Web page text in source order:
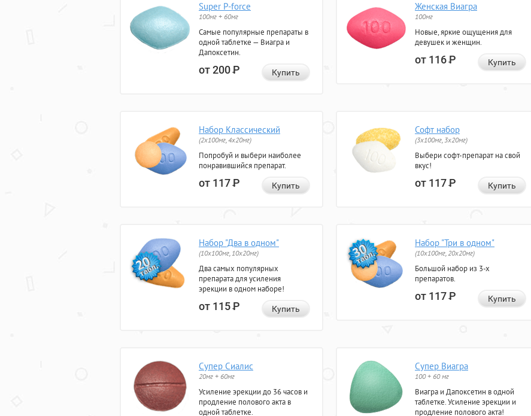
Super P-force
100мг + 60мг
Самые популярные препараты в
одной таблетке — Виагра и
Дапоксетин.
от 200Р Купить
Женская Виагра
100мг
Новые, яркие ощущения для
девушек и женщин.
от 116Р Купить
Набор Классический
(2x100мг, 4x20мг)
Попробуй и выбери наиболее
понравившийся препарат.
от 117Р Купить
Софт набор
(3x100мг, 3x20мг)
Выбери софт-препарат на свой
вкус!
от 117Р Купить
Набор "Два в одном"
(10x100мг, 10x20мг)
Два самых популярных
препарата для усиления
эрекции в одном наборе!
от 115Р Купить
Набор "Три в одном"
(10x100мг, 20x20мг)
Большой набор из 3-х
препаратов.
от 117Р Купить
Супер Сиалис
20мг + 60мг
Усиление эрекции до 36 часов и
продление полового акта в
одной таблетке.
Супер Виагра
100 + 60 мг
Виагра и Дапоксетин в одной
таблетке. Усиление эрекции и
продление полового акта!